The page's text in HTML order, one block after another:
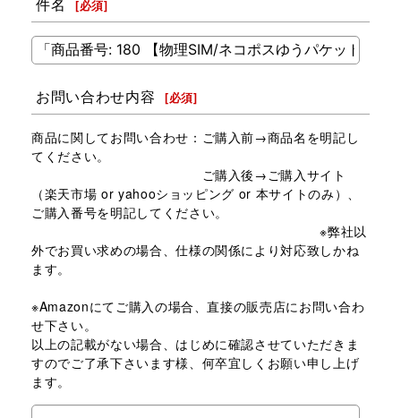
[必須]
お問い合わせ内容 [必須]
商品に関してお問い合わせ：ご購入前→商品名を明記し
てください。
ご購入後→ご購入サイト
（楽天市場 or yahooショッピング or 本サイトのみ）、
ご購入番号を明記してください。
※弊社以
外でお買い求めの場合、仕様の関係により対応致しかね
ます。
※Amazonにてご購入の場合、直接の販売店にお問い合わ
せ下さい。
以上の記載がない場合、はじめに確認させていただきま
すのでご了承下さいます様、何卒宜しくお願い申し上げ
ます。